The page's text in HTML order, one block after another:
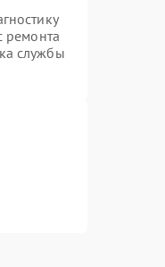
ремонта
службы